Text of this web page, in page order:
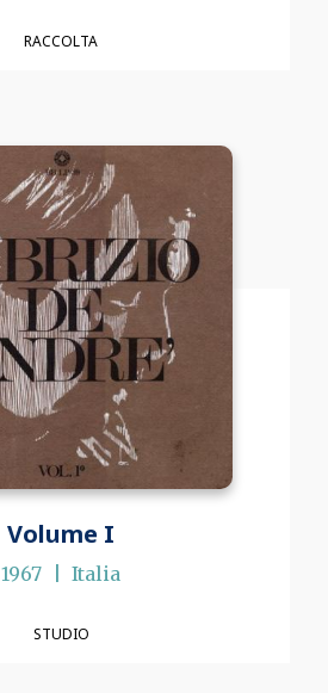
RACCOLTA
Volume I
1967 Italia
STUDIO